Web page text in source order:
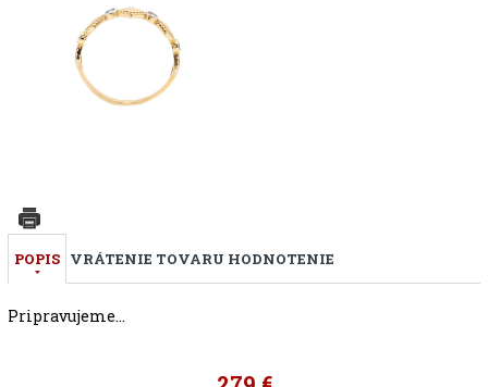
POPIS VRÁTENIE TOVARU HODNOTENIE
Pripravujeme...